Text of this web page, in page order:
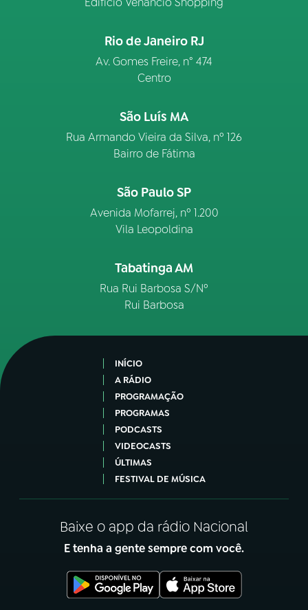
Rio de Janeiro RJ
Av. Gomes Freire, n° 474
Centro
São Luís MA
Rua Armando Vieira da Silva, nº 126
Bairro de Fátima
São Paulo SP
Avenida Mofarrej, nº 1.200
Vila Leopoldina
Tabatinga AM
Rua Rui Barbosa S/Nº
Rui Barbosa
INÍCIO
A RÁDIO
PROGRAMAÇÃO
PROGRAMAS
PODCASTS
VIDEOCASTS
ÚLTIMAS
FESTIVAL DE MÚSICA
Baixe o app da rádio Nacional
E tenha a gente sempre com você.